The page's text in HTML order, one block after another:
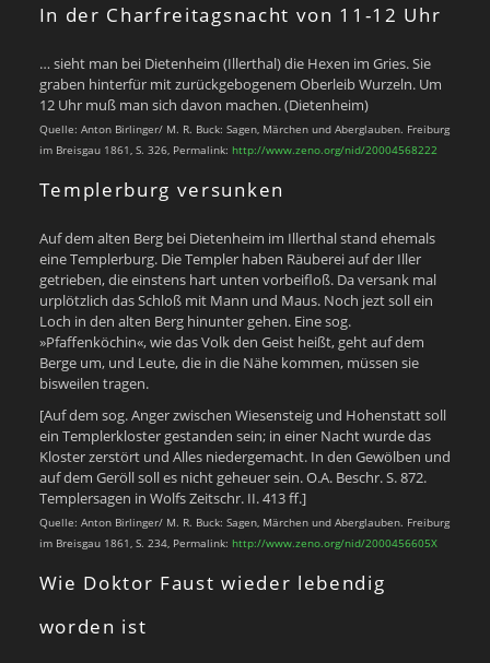
In der Charfreitagsnacht von 11-12 Uhr
… sieht man bei Dietenheim (Illerthal) die Hexen im Gries. Sie
graben hinterfür mit zurückgebogenem Oberleib Wurzeln. Um
12 Uhr muß man sich davon machen. (Dietenheim)
Quelle: Anton Birlinger/ M. R. Buck: Sagen, Märchen und Aberglauben. Freiburg
im Breisgau 1861, S. 326, Permalink: http://www.zeno.org/nid/20004568222
Templerburg versunken
Auf dem alten Berg bei Dietenheim im Illerthal stand ehemals
eine Templerburg. Die Templer haben Räuberei auf der Iller
getrieben, die einstens hart unten vorbeifloß. Da versank mal
urplötzlich das Schloß mit Mann und Maus. Noch jezt soll ein
Loch in den alten Berg hinunter gehen. Eine sog.
»Pfaffenköchin«, wie das Volk den Geist heißt, geht auf dem
Berge um, und Leute, die in die Nähe kommen, müssen sie
bisweilen tragen.
[Auf dem sog. Anger zwischen Wiesensteig und Hohenstatt soll
ein Templerkloster gestanden sein; in einer Nacht wurde das
Kloster zerstört und Alles niedergemacht. In den Gewölben und
auf dem Geröll soll es nicht geheuer sein. O.A. Beschr. S. 872.
Templersagen in Wolfs Zeitschr. II. 413 ff.]
Quelle: Anton Birlinger/ M. R. Buck: Sagen, Märchen und Aberglauben. Freiburg
im Breisgau 1861, S. 234, Permalink: http://www.zeno.org/nid/2000456605X
Wie Doktor Faust wieder lebendig
worden ist